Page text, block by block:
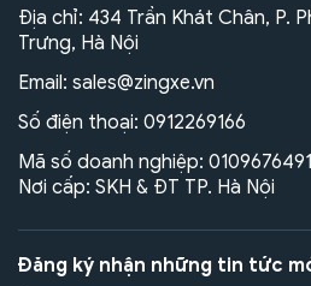
Địa chỉ: 434 Trần Khát Chân, P.
Trưng, Hà Nội
Email: sales@zingxe.vn
Số điện thoại: 0912269166
Mã số doanh nghiệp:
Nơi cấp: SKH & ĐT TP. Hà Nội
Đăng ký nhận những tin tức